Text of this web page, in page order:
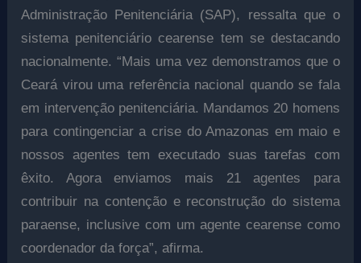
Administração Penitenciária (SAP), ressalta que o
sistema penitenciário cearense tem se destacando
nacionalmente. “Mais uma vez demonstramos que o
Ceará virou uma referência nacional quando se fala
em intervenção penitenciária. Mandamos 20 homens
para contingenciar a crise do Amazonas em maio e
nossos agentes tem executado suas tarefas com
êxito. Agora enviamos mais 21 agentes para
contribuir na contenção e reconstrução do sistema
paraense, inclusive com um agente cearense como
coordenador da força”, afirma.